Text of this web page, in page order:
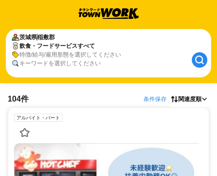
茨城県稲敷郡
飲食・フードサービスすべて
特徴/給与/雇用形態を選択してください
キーワードを選択してください
104件 条件保存 関連度順
アルバイト・パート